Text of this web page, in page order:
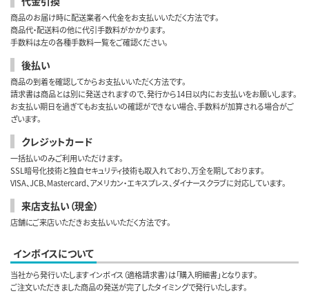
商品のお届け時に配送業者へ代金をお支払いいただく方法です。
商品代・配送料の他に代引手数料がかかります。
手数料は左の各種手数料一覧をご確認ください。
後払い
商品の到着を確認してからお支払いいただく方法です。
請求書は商品とは別に発送されますので、発行から14日以内にお支払いをお願いします。
お支払い期日を過ぎてもお支払いの確認ができない場合、手数料が加算される場合がご
ざいます。
クレジットカード
一括払いのみご利用いただけます。
SSL暗号化技術と独自セキュリティ技術も取入れており、万全を期しております。
VISA、JCB、Mastercard、アメリカン・エキスプレス、ダイナースクラブに対応しています。
来店支払い（現金）
店舗にご来店いただきお支払いいただく方法です。
インボイスについて
当社から発行いたしますインボイス（適格請求書）は「購入明細書」となります。
ご注文いただきました商品の発送が完了したタイミングで発行いたします。